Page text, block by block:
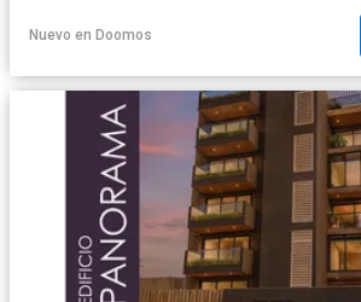
Nuevo en Doomos